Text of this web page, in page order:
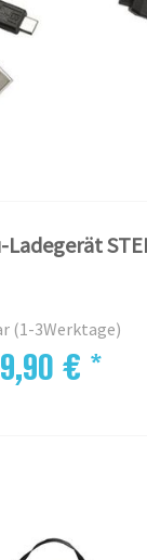
(1-3Werktage)
€ *